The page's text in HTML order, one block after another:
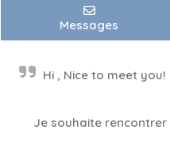
Messages
Hi , Nice to meet you!
Je souhaite rencontrer